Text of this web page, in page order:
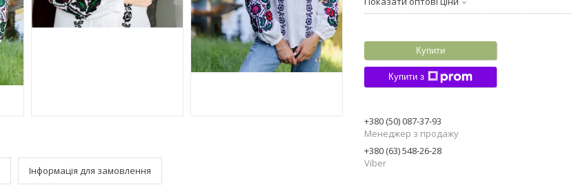
Інформація для замовлення
Купити
Купити з
+380 (50) 087-37-93
Менеджер з продажу
+380 (63) 548-26-28
Viber